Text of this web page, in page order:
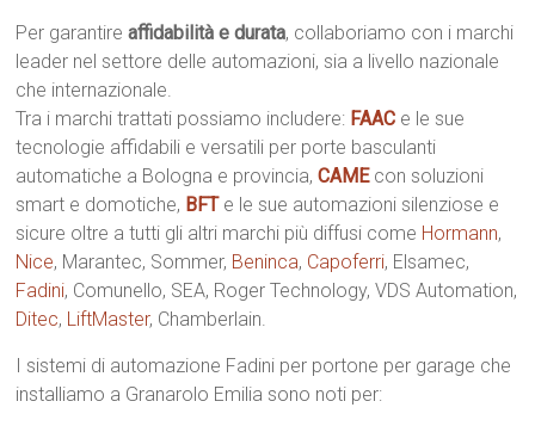
Per garantireaffidabilità e durata, collaboriamo con i marchi
leader nel settore delle automazioni, sia a livello nazionale
che internazionale.
Tra i marchi trattati possiamo includere: FAAC e le sue
tecnologie affidabili e versatili per porte basculanti
automatiche a Bologna e provincia,CAME con soluzioni
smart e domotiche, BFT e le sue automazioni silenziose e
sicure oltre a tutti gli altri marchi più diffusi come Hormann,
Nice, Marantec, Sommer, Beninca, Capoferri, Elsamec,
Fadini, Comunello, SEA, Roger Technology, VDS Automation,
Ditec, LiftMaster, Chamberlain.
I sistemi di automazione Fadini per portone per garage che
installiamo a Granarolo Emilia sono noti per: